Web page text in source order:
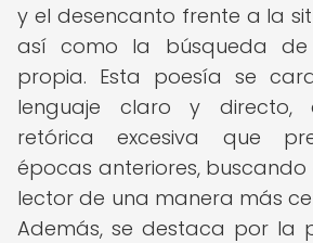
y el desencanto frente a la
así como la búsqueda de
propia. Esta poesía se
lenguaje claro y directo,
retórica excesiva que
épocas anteriores,
lector de una manera más
Además, se destaca por la